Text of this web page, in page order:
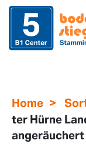
Home >
ter Hürne